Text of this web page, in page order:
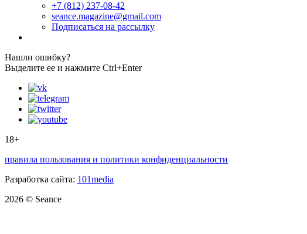
+7 (812) 237-08-42
seance.magazine@gmail.com
Подписаться на рассылку
Нашли ошибку?
Выделите ее и нажмите Ctrl+Enter
18+
правила пользования и политики конфиденциальности
Разработка сайта: 101media
2026 © Seance